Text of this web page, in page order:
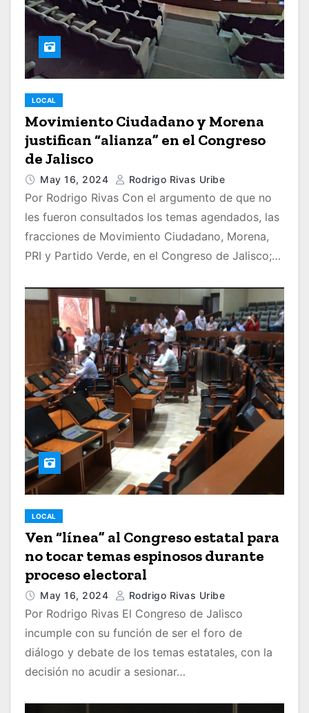
LOCAL
Movimiento Ciudadano y Morena
justifican “alianza” en el Congreso
de Jalisco
May 16, 2024 Rodrigo Rivas Uribe
Por Rodrigo Rivas Con el argumento de que no
les fueron consultados los temas agendados, las
fracciones de Movimiento Ciudadano, Morena,
PRI y Partido Verde, en el Congreso de Jalisco;…
LOCAL
Ven “línea” al Congreso estatal para
no tocar temas espinosos durante
proceso electoral
May 16, 2024 Rodrigo Rivas Uribe
Por Rodrigo Rivas El Congreso de Jalisco
incumple con su función de ser el foro de
diálogo y debate de los temas estatales, con la
decisión no acudir a sesionar…